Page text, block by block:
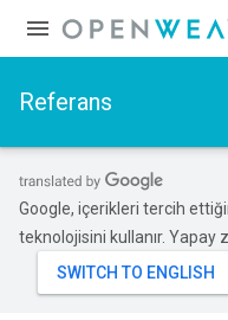
Referans
Google, içerikleri tercih
teknolojisini kullanır. Yapay